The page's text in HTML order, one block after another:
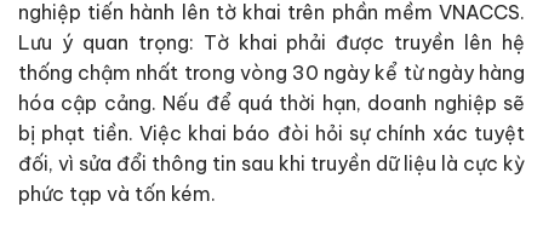
nghiệp tiến hành lên tờ khai trên phần mềm VNACCS.
Lưu ý quan trọng: Tờ khai phải được truyền lên hệ
thống chậm nhất trong vòng 30 ngày kể từ ngày hàng
hóa cập cảng. Nếu để quá thời hạn, doanh nghiệp sẽ
bị phạt tiền. Việc khai báo đòi hỏi sự chính xác tuyệt
đối, vì sửa đổi thông tin sau khi truyền dữ liệu là cực kỳ
phức tạp và tốn kém.